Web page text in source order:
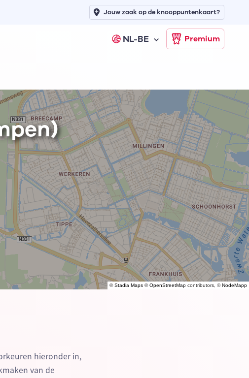
NL-BE Premium
Jouw zaak op de knooppuntenkaart?
©Stadia Maps ©OpenStreetMap contributors, ©NodeMapp
hieronder in,
van de